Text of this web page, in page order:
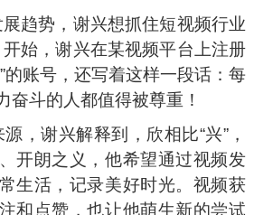
趋势，谢兴想抓住短视频行业
始，谢兴在某视频平台上注册
的账号，还写着这样一段话：每
奋斗的人都值得被尊重！
，谢兴解释到，欣相比“兴”，
开朗之义，他希望通过视频发
生活，记录美好时光。视频获
和点赞，也让他萌生新的尝试